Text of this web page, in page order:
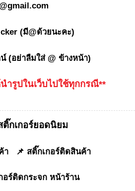
(มี@ด้วยนะคะ)
(อย่าลืมใส่ @ ข้างหน้า)
ำรูปในเว็บไปใช้ทุกกรณี**
กเกอร์ยอดนิยม
า📌 สติ๊กเกอร์ติดสินค้า
อร์ติดกระจก หน้าร้าน